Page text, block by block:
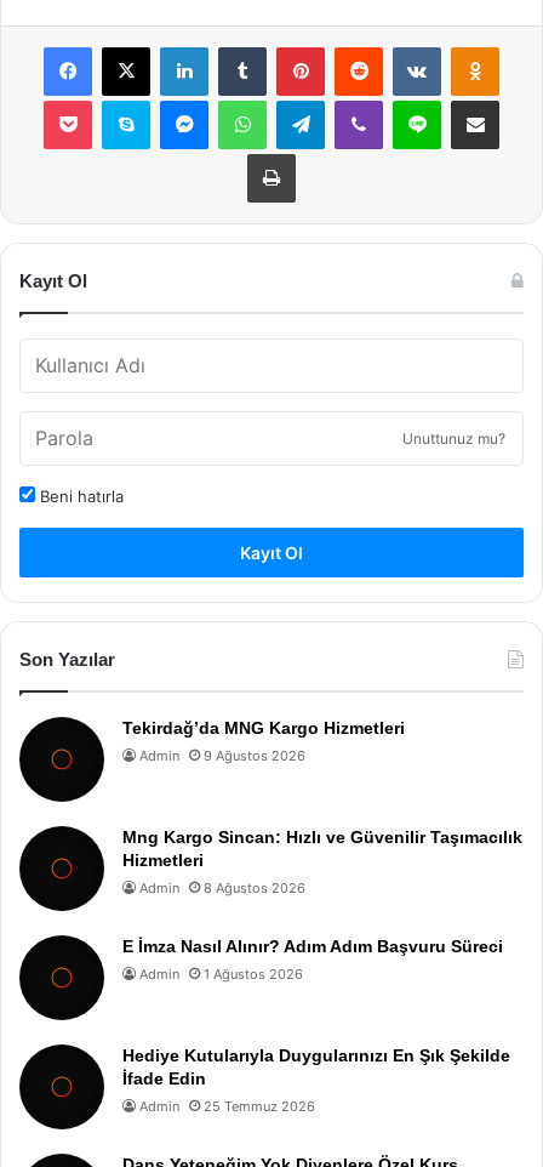
Facebook
X LinkedInTumblr PinterestReddit VKontakte
Pocket Skype MessengerWhatsAppTelegramViber Line E-Posta ile
Yazdır
Kayıt Ol
Unuttunuz mu?
Beni hatırla
Kayıt Ol
Son Yazılar
Tekirdağ’da MNG Kargo Hizmetleri
Admin 9 Ağustos 2026
Mng Kargo Sincan: Hızlı ve Güvenilir Taşımacılık
Hizmetleri
Admin 8 Ağustos 2026
E İmza Nasıl Alınır? Adım Adım Başvuru Süreci
Admin 1 Ağustos 2026
Hediye Kutularıyla Duygularınızı En Şık Şekilde
İfade Edin
Admin 25 Temmuz 2026